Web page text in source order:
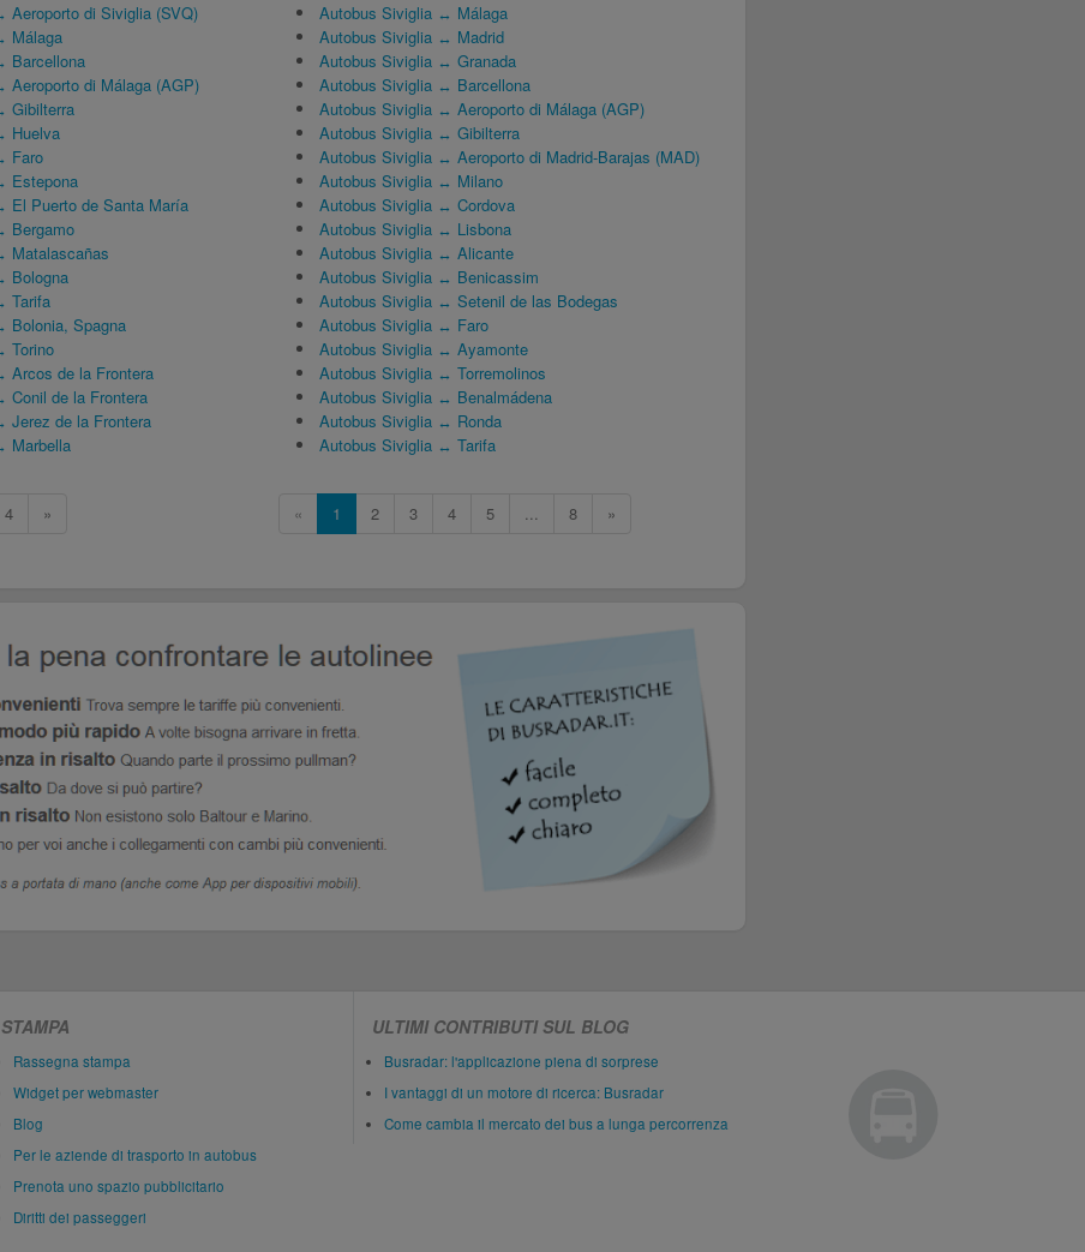
Aeroporto di Siviglia (SVQ)
Málaga
Barcellona
Aeroporto di Málaga (AGP)
Gibilterra
Huelva
Faro
Estepona
El Puerto de Santa María
Bergamo
Matalascañas
Bologna
Tarifa
Bolonia, Spagna
Torino
Arcos de la Frontera
Conil de la Frontera
Jerez de la Frontera
Marbella
4 »
Autobus Siviglia ↔ Málaga
Autobus Siviglia ↔ Madrid
Autobus Siviglia ↔ Granada
Autobus Siviglia ↔ Barcellona
Autobus Siviglia ↔ Aeroporto di Málaga (AGP)
Autobus Siviglia ↔ Gibilterra
Autobus Siviglia ↔ Aeroporto di Madrid-Barajas (MAD)
Autobus Siviglia ↔ Milano
Autobus Siviglia ↔ Cordova
Autobus Siviglia ↔ Lisbona
Autobus Siviglia ↔ Alicante
Autobus Siviglia ↔ Benicassim
Autobus Siviglia ↔ Setenil de las Bodegas
Autobus Siviglia ↔ Faro
Autobus Siviglia ↔ Ayamonte
Autobus Siviglia ↔ Torremolinos
Autobus Siviglia ↔ Benalmádena
Autobus Siviglia ↔ Ronda
Autobus Siviglia ↔ Tarifa
« 1 2 3 4 5 ... 8 »
STAMPA
Rassegna stampa
Widget per webmaster
Blog
Per le aziende di trasporto in autobus
Prenota uno spazio pubblicitario
Diritti dei passeggeri
ULTIMI CONTRIBUTI SUL BLOG
Busradar: l'applicazione piena di sorprese
I vantaggi di un motore di ricerca: Busradar
Come cambia il mercato dei bus a lunga percorrenza